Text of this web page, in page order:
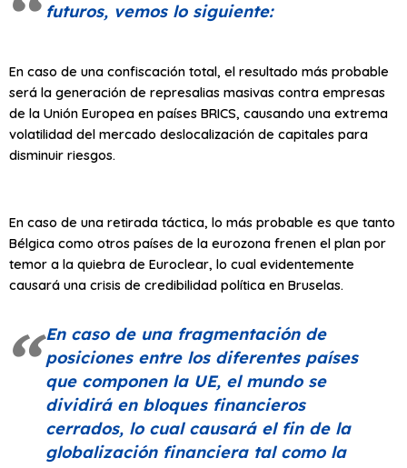
futuros, vemos lo siguiente:
En caso de una confiscación total, el resultado más probable
será la generación de represalias masivas contra empresas
de la Unión Europea en países BRICS, causando una extrema
volatilidad del mercado deslocalización de capitales para
disminuir riesgos.
En caso de una retirada táctica, lo más probable es que tanto
Bélgica como otros países de la eurozona frenen el plan por
temor a la quiebra de Euroclear, lo cual evidentemente
causará una crisis de credibilidad política en Bruselas.
En caso de una fragmentación de
posiciones entre los diferentes países
que componen la UE, el mundo se
dividirá en bloques financieros
cerrados, lo cual causará el fin de la
globalización financiera tal como la